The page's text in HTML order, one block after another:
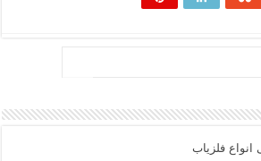
فلزیاب